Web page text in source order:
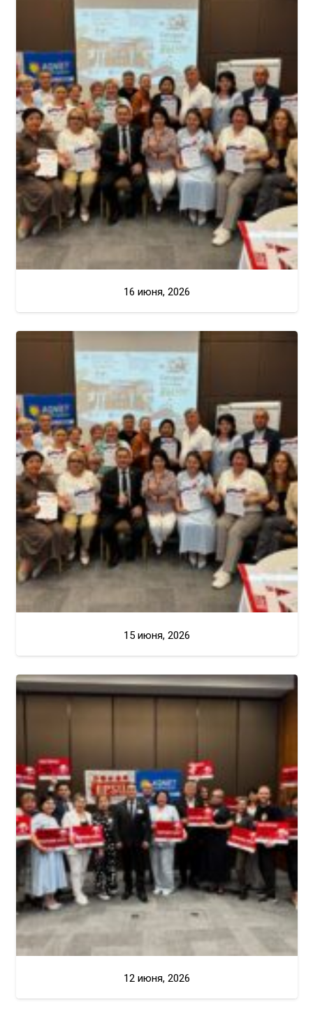
16 июня, 2026
15 июня, 2026
12 июня, 2026